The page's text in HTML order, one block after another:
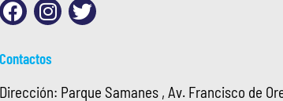
Contactos
Dirección: Parque Samanes , Av. Francisco de